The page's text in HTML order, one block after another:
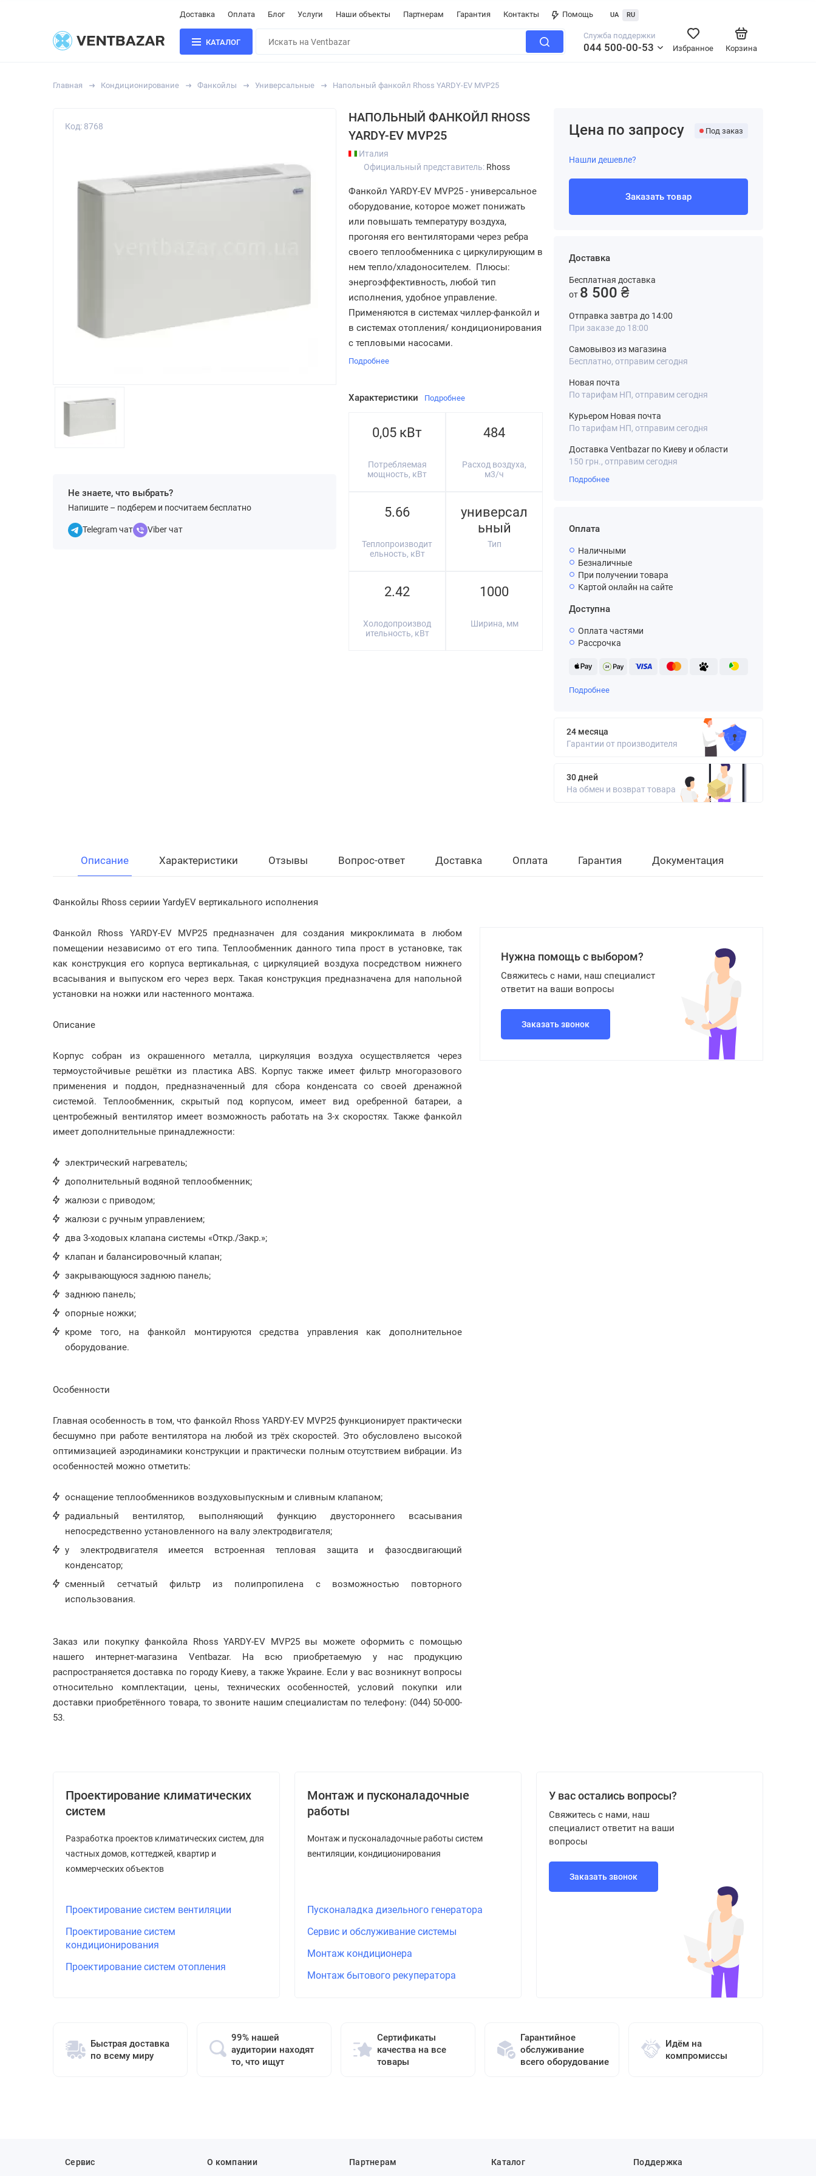
Доставка Оплата Блог Услуги Наши объекты Партнерам Гарантия Контакты Помощь UA RU
КАТАЛОГ
Служба поддержки
044 500-00-53 Корзина
Избранное
Главная Кондиционирование Фанкойлы Универсальные Напольный фанкойл Rhoss YARDY-EV MVP25
Код: 8768
Не знаете, что выбрать?
Напишите – подберем и посчитаем бесплатно
Telegram чат Viber чат
НАПОЛЬНЫЙ ФАНКОЙЛ RHOSS
YARDY-EV MVP25
Италия
Официальный представитель: Rhoss
Фанкойл YARDY-EV MVP25 - универсальное
оборудование, которое может понижать
или повышать температуру воздуха,
прогоняя его вентиляторами через ребра
своего теплообменника с циркулирующим в
нем тепло/хладоносителем. Плюсы:
энергоэффективность, любой тип
исполнения, удобное управление.
Применяются в системах чиллер-фанкойл и
в системах отопления/ кондиционирования
с тепловыми насосами.
Подробнее
Характеристики Подробнее
0,05 кВт
Потребляемая
мощность, кВт
484
Расход воздуха,
м3/ч
5.66
Теплопроизводит
ельность, кВт
универсал
ьный
Тип
2.42
Холодопроизвод
ительность, кВт
1000
Ширина, мм
Цена по запросу Под заказ
Нашли дешевле?
Заказать товар
Доставка
Бесплатная доставка
от 8 500 ₴
Отправка завтра до 14:00
При заказе до 18:00
Самовывоз из магазина
Бесплатно, отправим сегодня
Новая почта
По тарифам НП, отправим сегодня
Курьером Новая почта
По тарифам НП, отправим сегодня
Доставка Ventbazar по Киеву и области
150 грн., отправим сегодня
Подробнее
Оплата
Наличными
Безналичные
При получении товара
Картой онлайн на сайте
Доступна
Оплата частями
Рассрочка
Подробнее
24 месяца
Гарантии от производителя
30 дней
На обмен и возврат товара
Описание Характеристики Отзывы Вопрос-ответ Доставка Оплата Гарантия Документация
Фанкойлы Rhoss cериии YardyEV вертикального исполнения
Фанкойл Rhoss YARDY-EV MVP25 предназначен для создания микроклимата в любом
помещении независимо от его типа. Теплообменник данного типа прост в установке, так
как конструкция его корпуса вертикальная, с циркуляцией воздуха посредством нижнего
всасывания и выпуском его через верх. Такая конструкция предназначена для напольной
установки на ножки или настенного монтажа.
Описание
Корпус собран из окрашенного металла, циркуляция воздуха осуществляется через
термоустойчивые решётки из пластика ABS. Корпус также имеет фильтр многоразового
применения и поддон, предназначенный для сбора конденсата со своей дренажной
системой. Теплообменник, скрытый под корпусом, имеет вид оребренной батареи, а
центробежный вентилятор имеет возможность работать на 3-х скоростях. Также фанкойл
имеет дополнительные принадлежности:
электрический нагреватель;
дополнительный водяной теплообменник;
жалюзи с приводом;
жалюзи с ручным управлением;
два 3-ходовых клапана системы «Откр./Закр.»;
клапан и балансировочный клапан;
закрывающуюся заднюю панель;
заднюю панель;
опорные ножки;
кроме того, на фанкойл монтируются средства управления как дополнительное
оборудование.
Особенности
Главная особенность в том, что фанкойл Rhoss YARDY-EV MVP25 функционирует практически
бесшумно при работе вентилятора на любой из трёх скоростей. Это обусловлено высокой
оптимизацией аэродинамики конструкции и практически полным отсутствием вибрации. Из
особенностей можно отметить:
оснащение теплообменников воздуховыпускным и сливным клапаном;
радиальный вентилятор, выполняющий функцию двустороннего всасывания
непосредственно установленного на валу электродвигателя;
у электродвигателя имеется встроенная тепловая защита и фазосдвигающий
конденсатор;
сменный сетчатый фильтр из полипропилена с возможностью повторного
использования.
Заказ или покупку фанкойла Rhoss YARDY-EV MVP25 вы можете оформить с помощью
нашего интернет-магазина Ventbazar. На всю приобретаемую у нас продукцию
распространяется доставка по городу Киеву, а также Украине. Если у вас возникнут вопросы
относительно комплектации, цены, технических особенностей, условий покупки или
доставки приобретённого товара, то звоните нашим специалистам по телефону: (044) 50-000-
53.
Нужна помощь с выбором?
Свяжитесь с нами, наш специалист
ответит на ваши вопросы
Заказать звонок
Проектирование климатических
систем
Разработка проектов климатических систем, для
частных домов, коттеджей, квартир и
коммерческих объектов
Проектирование систем вентиляции
Проектирование систем
кондиционирования
Проектирование систем отопления
Монтаж и пусконаладочные
работы
Монтаж и пусконаладочные работы систем
вентиляции, кондиционирования
Пусконаладка дизельного генератора
Сервис и обслуживание системы
Монтаж кондиционера
Монтаж бытового рекуператора
У вас остались вопросы?
Свяжитесь с нами, наш
специалист ответит на ваши
вопросы
Заказать звонок
Быстрая доставка
по всему миру
99% нашей
аудитории находят
то, что ищут
Сертификаты
качества на все
товары
Гарантийное
обслуживание
всего оборудование
Идём на
компромиссы
Сервис О компании Партнерам Каталог Поддержка